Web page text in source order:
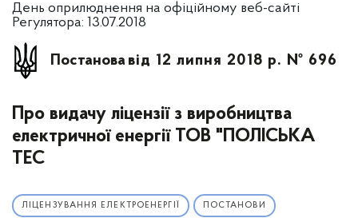
День оприлюднення на офіційному веб-сайті
Регулятора: 13.07.2018
Постанова від 12 липня 2018 р. № 696
Про видачу ліцензії з виробництва
електричної енергії ТОВ "ПОЛІСЬКА
ТЕС
ЛІЦЕНЗУВАННЯ ЕЛЕКТРОЕНЕРГІЇ ПОСТАНОВИ